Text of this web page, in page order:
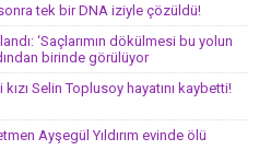
sonra tek bir DNA iziyle çözüldü!
‘Saçlarımın dökülmesi bu yolun
birinde görülüyor
Selin Toplusoy hayatını kaybetti!
Ayşegül Yıldırım evinde ölü